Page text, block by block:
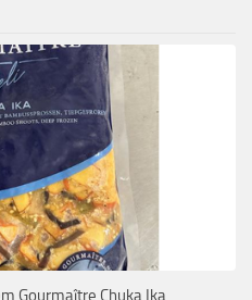
Gourmaître Chuka Ika